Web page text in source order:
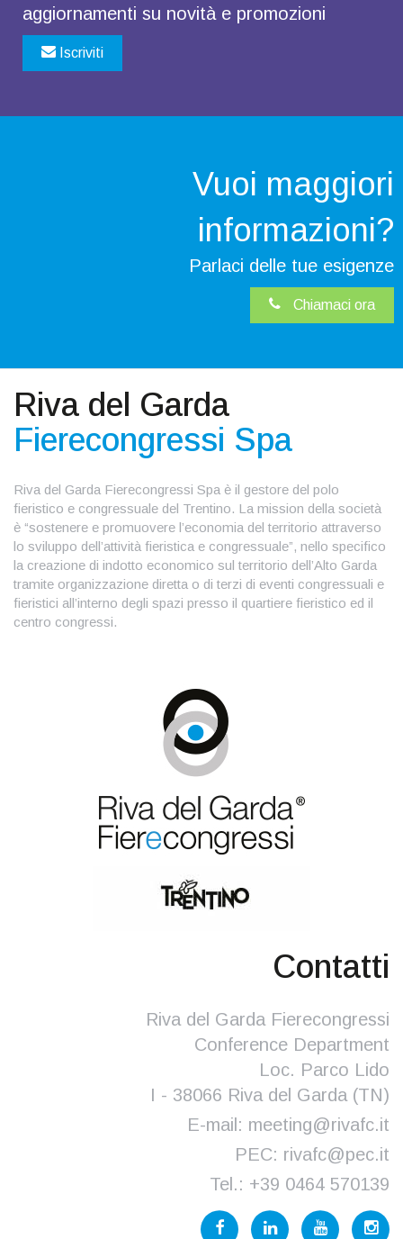
aggiornamenti su novità e promozioni
Iscriviti
Vuoi maggiori
informazioni?
Parlaci delle tue esigenze
Chiamaci ora
Riva del Garda
Fierecongressi Spa
Riva del Garda Fierecongressi Spa è il gestore del polo
fieristico e congressuale del Trentino. La mission della società
è “sostenere e promuovere l’economia del territorio attraverso
lo sviluppo dell’attività fieristica e congressuale”, nello specifico
la creazione di indotto economico sul territorio dell’Alto Garda
tramite organizzazione diretta o di terzi di eventi congressuali e
fieristici all’interno degli spazi presso il quartiere fieristico ed il
centro congressi.
Contatti
Riva del Garda Fierecongressi
Conference Department
Loc. Parco Lido
I - 38066 Riva del Garda (TN)
E-mail: meeting@rivafc.it
PEC: rivafc@pec.it
Tel.: +39 0464 570139